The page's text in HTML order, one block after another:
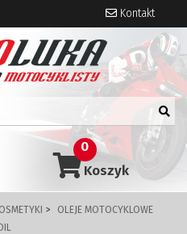
Kontakt
Koszyk
0
OLEJE MOTOCYKLOWE